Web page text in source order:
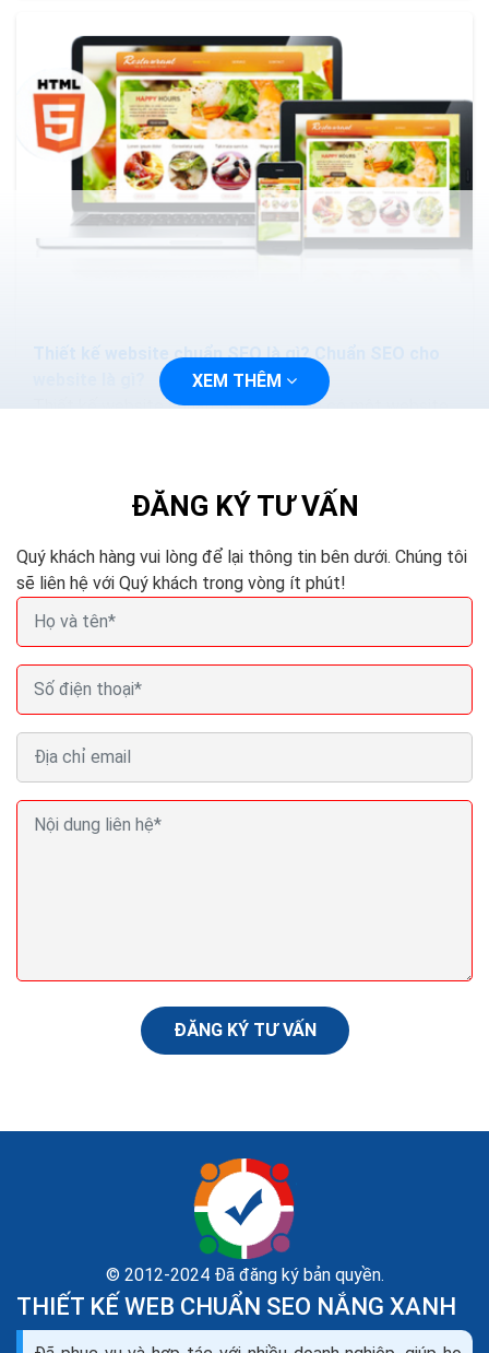
Thiết kế website chuẩn SEO là gì? Chuẩn SEO cho
Thiết kế website chuẩn SEO là gì? Để có một website
Mã giảm giá tên miền khuyến mãi tên miền coupon
XEM THÊM
ĐĂNG KÝ TƯ VẤN
Quý khách hàng vui lòng để lại thông tin bên dưới. Chúng tôi
sẽ liên hệ với Quý khách trong vòng ít phút!
ĐĂNG KÝ TƯ VẤN
© 2012-2024 Đã đăng ký bản quyền.
THIẾT KẾ WEB CHUẨN SEO NẮNG XANH